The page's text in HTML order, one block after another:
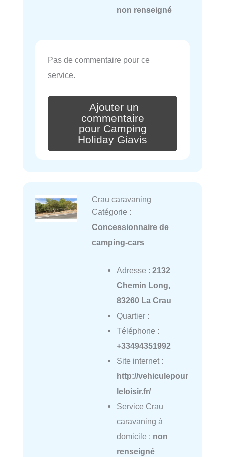
non renseigné
Pas de commentaire pour ce
service.
Ajouter un
commentaire
pour Camping
Holiday Giavis
Crau caravaning
Catégorie :
Concessionnaire de
camping-cars
Adresse : 2132
Chemin Long,
83260 La Crau
Quartier :
Téléphone :
+33494351992
Site internet :
http://vehiculepour
leloisir.fr/
Service Crau
caravaning à
domicile : non
renseigné